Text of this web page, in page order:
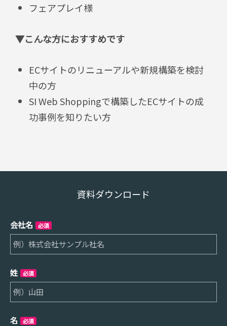
フェアプレイ様
▼こんな方におすすめです
ECサイトのリニューアルや新規構築を検討
中の方
SI Web Shoppingで構築したECサイトの成
功事例を知りたい方
資料ダウンロード
会社名 必須
姓 必須
名 必須